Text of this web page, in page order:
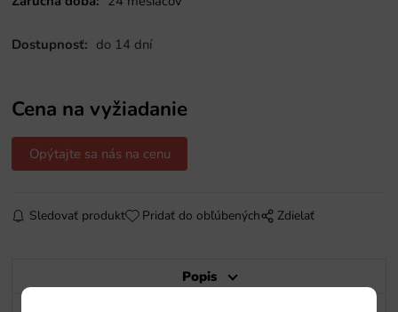
Dostupnosť: do 14 dní
Cena na vyžiadanie
Opýtajte sa nás na cenu
Sledovať produkt Pridať do obľúbených Zdielať
Popis